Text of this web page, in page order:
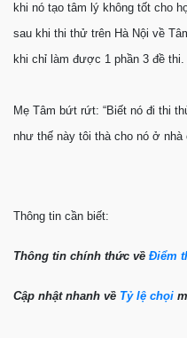
khi nó tạo tâm lý không tốt cho
sau khi thi thử trên Hà Nội về
khi chỉ làm được 1 phần 3 đề thi.
Mẹ Tâm bứt rứt: “Biết nó đi thi
như thế này tôi thà cho nó ở nhà
Thông tin cần biết:
Thông tin chính thức về Điểm
Cập nhật nhanh về Tỷ lệ chọi